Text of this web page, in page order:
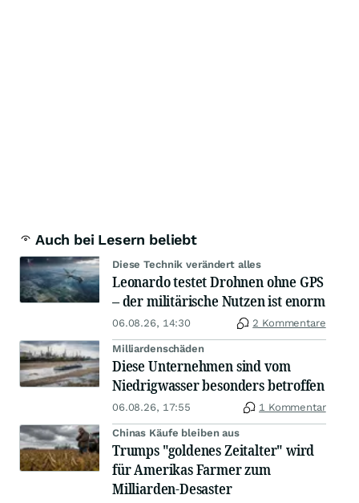
Auch bei Lesern beliebt
Diese Technik verändert alles
Leonardo testet Drohnen ohne GPS
– der militärische Nutzen ist enorm
06.08.26, 14:30 2 Kommentare
Milliardenschäden
Diese Unternehmen sind vom
Niedrigwasser besonders betroffen
06.08.26, 17:55 1 Kommentar
Chinas Käufe bleiben aus
Trumps "goldenes Zeitalter" wird
für Amerikas Farmer zum
Milliarden-Desaster